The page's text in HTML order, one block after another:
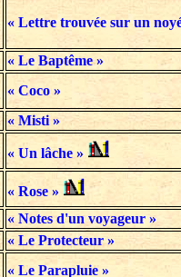
« Lettre trouvée sur un
« Le Baptême »
« Coco »
« Misti »
« Un lâche »
« Rose »
« Notes d'un voyageur »
« Le Protecteur »
« Le Parapluie »